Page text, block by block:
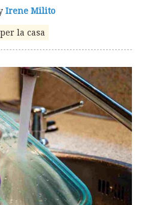
Irene Milito
la casa